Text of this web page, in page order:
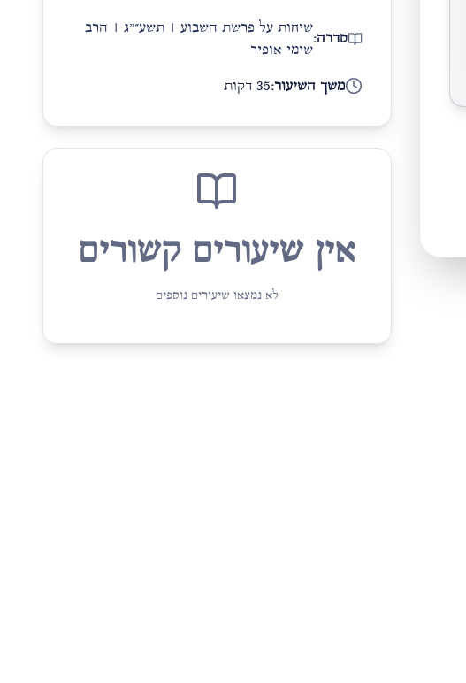
סדרה:
שיחות על פרשת השבוע | תשע״"ג | הרב
שימי אופיר
משך השיעור:35 דקות
אין שיעורים קשורים
לא נמצאו שיעורים נוספים